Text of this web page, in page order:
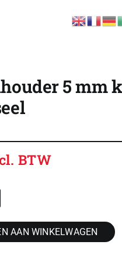
5 mm
BTW
AAN WINKELWAGEN